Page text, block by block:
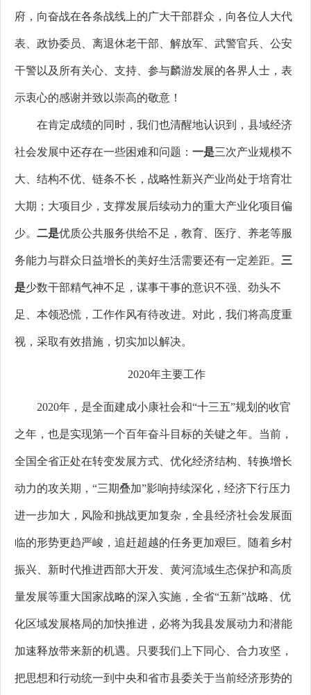
府，向奋战在各条战线上的广大干部群众，向各位人大代
表、政协委员、离退休老干部、解放军、武警官兵、公安
干警以及所有关心、支持、参与麟游发展的各界人士，表
示衷心的感谢并致以崇高的敬意！
在肯定成绩的同时，我们也清醒地认识到，县域经济
社会发展中还存在一些困难和问题： 一是三次产业规模不
大、结构不优、链条不长，战略性新兴产业尚处于培育壮
大期；大项目少，支撑发展后续动力的重大产业化项目偏
少。 二是优质公共服务供给不足，教育、医疗、养老等服
务能力与群众日益增长的美好生活需要还有一定差距。 三
是少数干部精气神不足，谋事干事的意识不强、劲头不
足、本领恐慌，工作作风有待改进。对此，我们将高度重
视，采取有效措施，切实加以解决。
2020年主要工作
2020年，是全面建成小康社会和“十三五”规划的收官
之年，也是实现第一个百年奋斗目标的关键之年。当前，
全国全省正处在转变发展方式、优化经济结构、转换增长
动力的攻关期，“三期叠加”影响持续深化，经济下行压力
进一步加大，风险和挑战更加复杂，全县经济社会发展面
临的形势更趋严峻，追赶超越的任务更加艰巨。随着乡村
振兴、新时代推进西部大开发、黄河流域生态保护和高质
量发展等重大国家战略的深入实施，全省“五新”战略、优
化区域发展格局的加快推进，必将为我县发展动力和潜能
加速释放带来新的机遇。只要我们上下同心、合力攻坚，
把思想和行动统一到中央和省市县委关于当前经济形势的